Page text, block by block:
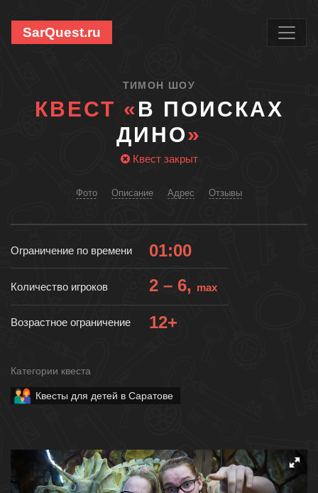
SarQuest.ru
ТИМОН ШОУ
КВЕСТ «В ПОИСКАХ
ДИНО»
Квест закрыт
Фото Описание Адрес Отзывы
Ограничение по времени 01:00
Количество игроков 2 – 6, max
Возрастное ограничение 12+
Категории квеста
Квесты для детей в Саратове